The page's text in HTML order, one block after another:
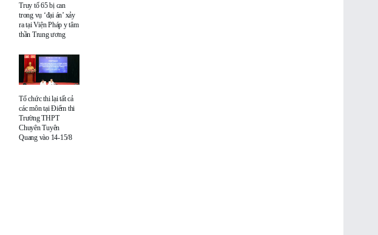
Truy tố 65 bị can
trong vụ ‘đại án’ xảy
ra tại Viện Pháp y tâm
thần Trung ương
Tổ chức thi lại tất cả
các môn tại Điểm thi
Trường THPT
Chuyên Tuyên
Quang vào 14-15/8